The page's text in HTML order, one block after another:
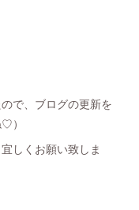
で、ブログの更新を
）
しくお願い致しま